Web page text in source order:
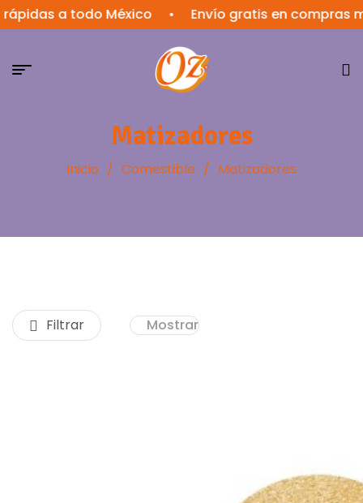
a todo México • Envío gratis en compras
Matizadores
Inicio / Comestible / Matizadores
Filtrar Mostrar